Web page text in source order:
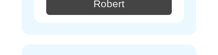
Robert